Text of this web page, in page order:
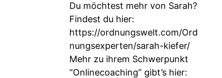
Du möchtest mehr von Sarah?
Findest du hier:
https://ordnungswelt.com/Ord
nungsexperten/sarah-kiefer/
Mehr zu ihrem Schwerpunkt
“Onlinecoaching” gibt’s hier: